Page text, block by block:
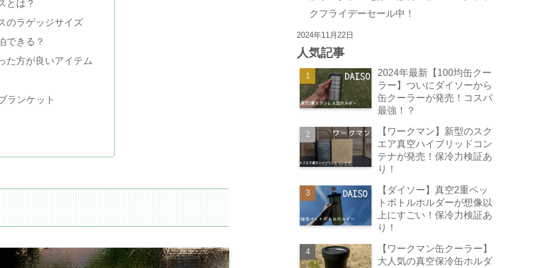
とは？
のラゲッジサイズ
できる？
た方が良いアイテム
ランケット
クフライデーセール中！
2024年11月22日
人気記事
2024年最新【100均缶クー
ラー】ついにダイソーから
缶クーラーが発売！コスパ
最強！？
【ワークマン】新型のスク
エア真空ハイブリッドコン
テナが発売！保冷力検証あ
り！
【ダイソー】真空2重ペッ
トボトルホルダーが想像以
上にすごい！保冷力検証あ
り！
【ワークマン缶クーラー】
大人気の真空保冷缶ホルダ